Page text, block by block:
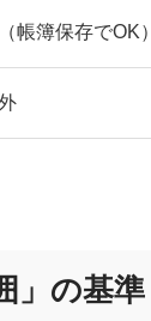
帳簿保存でOK）
」の基準